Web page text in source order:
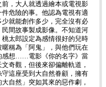
，大人就透過繪本或電視影
危險的事。他認為電視有適
就能創作多少，完全沒有必
間故事製成影像。不知道河
太郎設定為感情很好的兒時
稱為「阿鬼」，與他們玩在
感想……電影《你的名字》當
奇觀，但後來卻偏離軌道，
這座受到大自然眷顧，擁有
自然」突如其來的惡作劇，